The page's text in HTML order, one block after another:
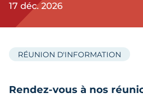
17 déc. 2026
RÉUNION D'INFORMATION
Rendez-vous à nos